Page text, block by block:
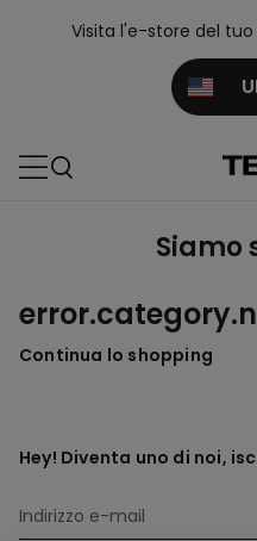
Visita l'e-store del tuo
Siamo
Continua lo shopping
Hey! Diventa uno di noi,